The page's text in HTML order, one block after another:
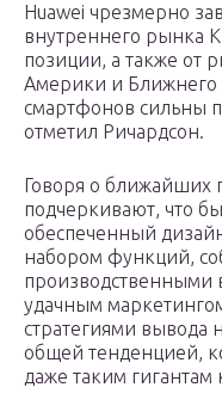
Huawei чрезмерно
внутреннего рынка
позиции, а также от
Америки и Ближнего
смартфонов сильны
отметил Ричардсон.
Говоря о ближайших
подчеркивают, что
обеспеченный
набором функций,
производственными
удачным
стратегиями вывода
общей тенденцией,
даже таким гигантам